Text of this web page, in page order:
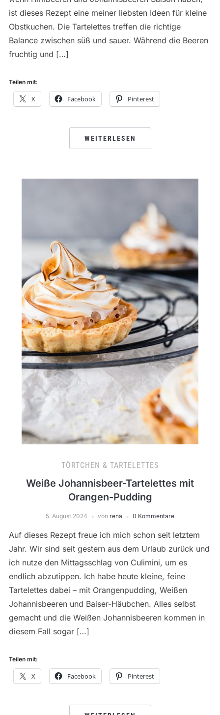
ist dieses Rezept eine meiner liebsten Ideen für kleine
Obstkuchen. Die Tartelettes treffen die richtige
Balance zwischen süß und sauer. Während die Beeren
fruchtig und […]
Teilen mit:
X Facebook Pinterest
WEITERLESEN
TÖRTCHEN & TARTELETTES
Weiße Johannisbeer-Tartelettes mit
Orangen-Pudding
5. August 2024 von rena 0 Kommentare
Auf dieses Rezept freue ich mich schon seit letztem
Jahr. Wir sind seit gestern aus dem Urlaub zurück und
ich nutze den Mittagsschlag von Culimini, um es
endlich abzutippen. Ich habe heute kleine, feine
Tartelettes dabei – mit Orangenpudding, Weißen
Johannisbeeren und Baiser-Häubchen. Alles selbst
gemacht und die Weißen Johannisbeeren kommen in
diesem Fall sogar […]
Teilen mit:
X Facebook Pinterest